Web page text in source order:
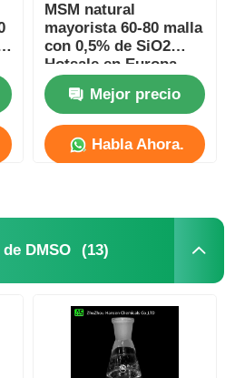
MSM natural
mayorista 60-80 malla
con 0,5% de SiO2
Hotsale en Europa
Suitalle para
deportistaMejor precio
Habla Ahora.
DMSO (13)